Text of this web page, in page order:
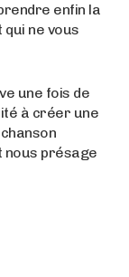
enfin la
ne vous
une fois de
à créer une
nous présage